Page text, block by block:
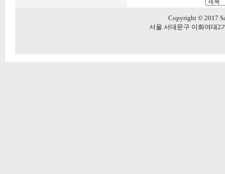
Copyright © 2017
서울 서대문구 이화여대2